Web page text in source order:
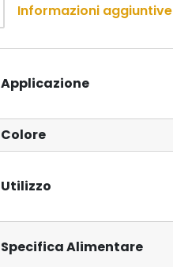
Informazioni aggiuntive
Applicazione
Colore
Utilizzo
Specifica Alimentare